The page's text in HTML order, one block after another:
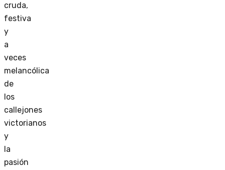
cruda,
festiva
y
a
veces
melancólica
de
los
callejones
victorianos
y
la
pasión